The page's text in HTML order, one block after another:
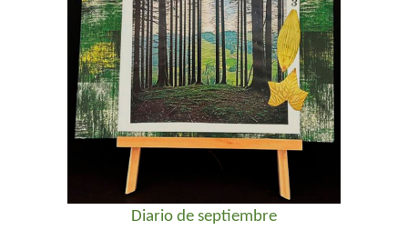
Diario de septiembre